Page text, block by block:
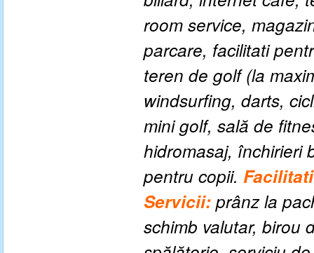
room service,
parcare, facilitati
teren de golf (la
windsurfing, darts,
mini golf, sală de
hidromasaj, închirieri
pentru copii.
Servicii: prânz la
schimb valutar, birou